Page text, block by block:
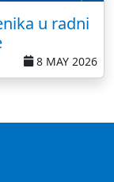
u radni
8 MAY 2026